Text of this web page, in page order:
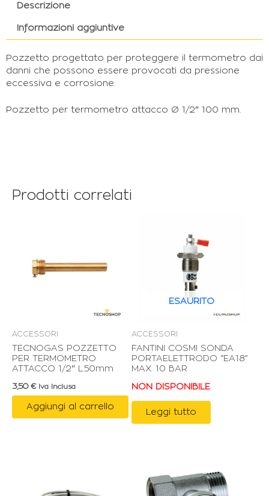
Descrizione
Informazioni aggiuntive
Pozzetto progettato per proteggere il termometro dai
danni che possono essere provocati da pressione
eccessiva e corrosione.
Pozzetto per termometro attacco Ø 1/2″ 100 mm.
Prodotti correlati
ACCESSORI
TECNOGAS POZZETTO
PER TERMOMETRO
ATTACCO 1/2″ L.50mm
3,50 € Iva Inclusa
Aggiungi al carrello
ESAURITO
ACCESSORI
FANTINI COSMI SONDA
PORTAELETTRODO “EA18”
MAX. 10 BAR
NON DISPONIBILE
Leggi tutto